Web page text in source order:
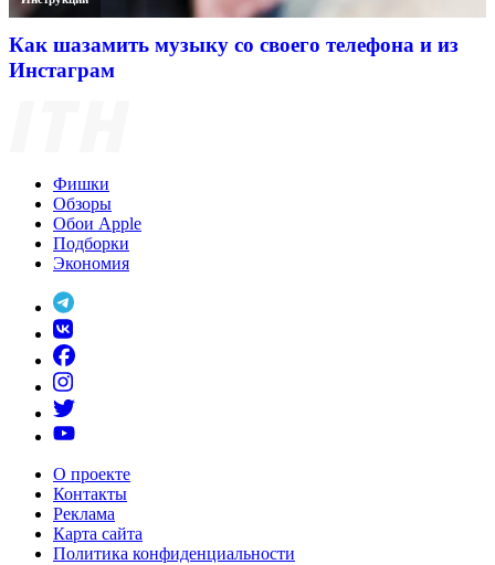
Как шазамить музыку со своего телефона и из
Инстаграм
Фишки
Обзоры
Обои Apple
Подборки
Экономия
О проекте
Контакты
Реклама
Карта сайта
Политика конфиденциальности